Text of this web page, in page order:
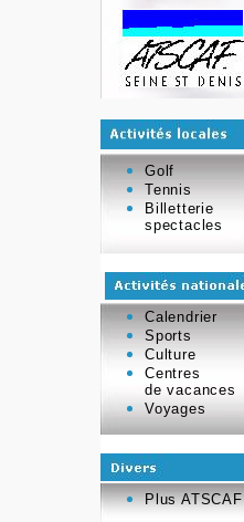
Golf
Tennis
Billetterie
spectacles
Calendrier
Sports
Culture
Centres
de vacances
Voyages
Plus ATSCAF